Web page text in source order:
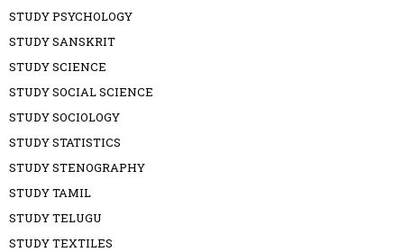
STUDY PSYCHOLOGY
STUDY SANSKRIT
STUDY SCIENCE
STUDY SOCIAL SCIENCE
STUDY SOCIOLOGY
STUDY STATISTICS
STUDY STENOGRAPHY
STUDY TAMIL
STUDY TELUGU
STUDY TEXTILES